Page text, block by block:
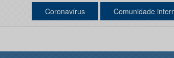
Coronavírus Comunidade